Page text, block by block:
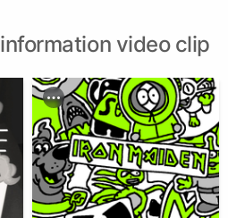
information video clip